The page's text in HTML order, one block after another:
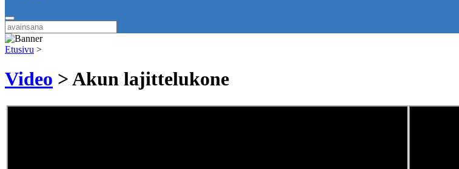
Etusivu >
Video > Akun lajittelukone